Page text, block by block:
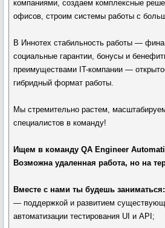
компаниями, создаем комплексные
офисов, строим системы работы с
В Иннотех стабильность работы —
социальные гарантии, бонусы и
преимуществами IT-компании —
гибридный формат работы.
Мы стремительно растем,
специалистов в команду!
Ищем в команду QA Engineer
Возможна удаленная работа, но на
Вместе с нами ты будешь заниматься:
— поддержкой и развитием
автоматизации тестирования UI и API;